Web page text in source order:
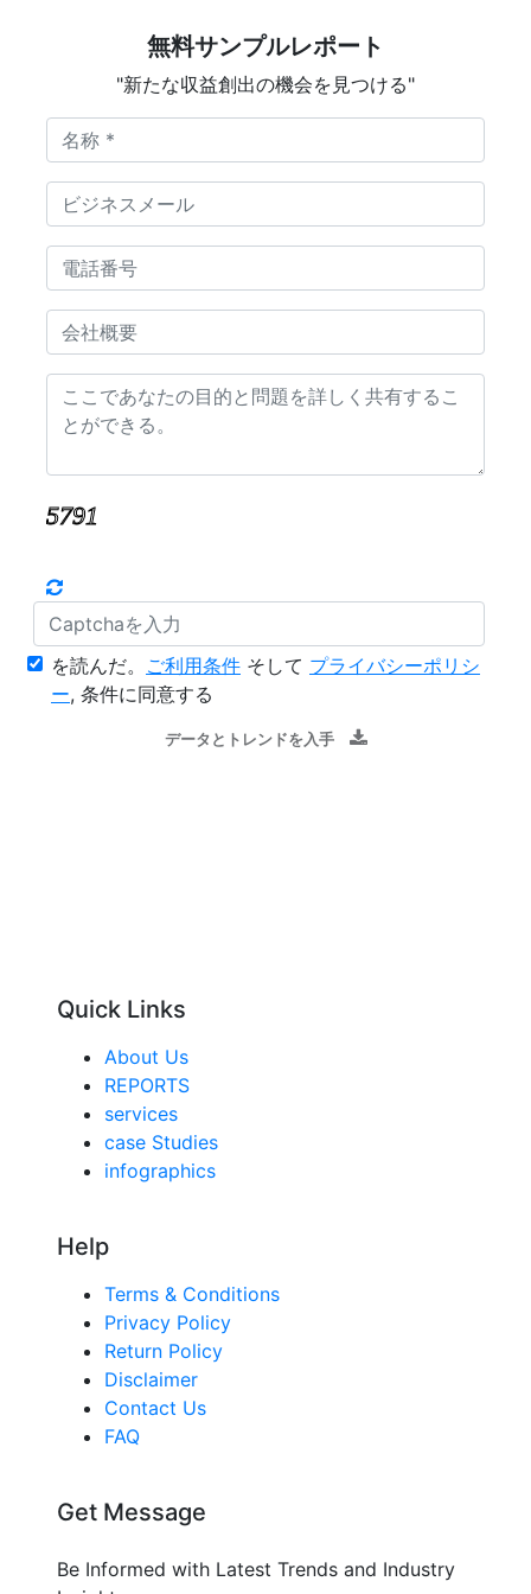
無料サンプルレポート
"新たな収益創出の機会を見つける"
を読んだ。 ご利用条件 そして プライバシーポリシ
ー, 条件に同意する
データとトレンドを入手
Quick Links
About Us
REPORTS
services
case Studies
infographics
Help
Terms & Conditions
Privacy Policy
Return Policy
Disclaimer
Contact Us
FAQ
Get Message
Be Informed with Latest Trends and Industry